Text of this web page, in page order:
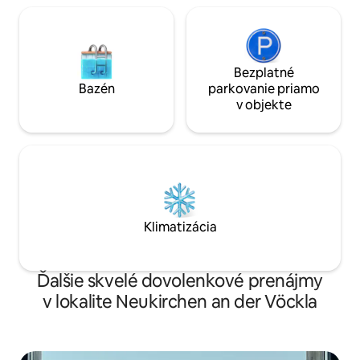
Bazén
Bezplatné
parkovanie priamo
v objekte
Klimatizácia
Ďalšie skvelé dovolenkové prenájmy
v lokalite Neukirchen an der Vöckla